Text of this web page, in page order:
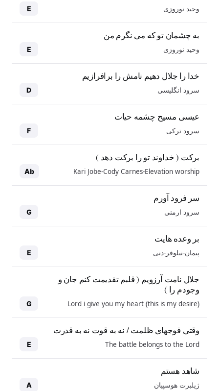
وحید نوروزی E
به چشمان تو که می نگرم من
وحید نوروزی E
خدا را جلال دهیم نامش را برافرازیم
سرود انگلیسی D
عیسی مسیح چشمه حیات
سرود ترکی F
برکت ( خداوند تو را برکت دهد )
Kari Jobe-Cody Carnes-Elevation worship
Ab
سر فرود آورم
سرود ارمنی G
بر وعده هایت
پیمان-نیلوفر-دنی E
جلال نامت آرزویم ( قلبم تقدیمت کنم جان و
وجودم را )
Lord i give you my heart (this is my desire)
G
وقتی فوجهای ظلمت / نه به قوت نه به قدرت
The battle belongs to the Lord
E
شاهد هستم
ژیلبرت هوسپیان A